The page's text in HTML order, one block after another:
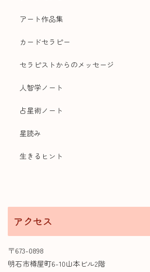
アート作品集
カードセラピー
セラピストからのメッセージ
人智学ノート
占星術ノート
星読み
生きるヒント
アクセス
〒673-0898
明石市樽屋町6-10山本ビル2階